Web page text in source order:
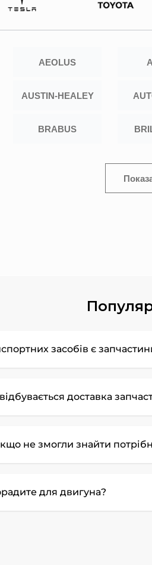
AEOLUS
AUSTIN-HEALEY
BRABUS
засобів є
доставка
не змогли знайти
для двигуна?